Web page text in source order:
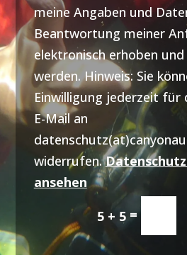
meine Angaben und
Beantwortung meiner
elektronisch erhoben
werden. Hinweis: Sie
Einwilligung jederzeit
E-Mail an
widerrufen.
ansehen
5 + 5=